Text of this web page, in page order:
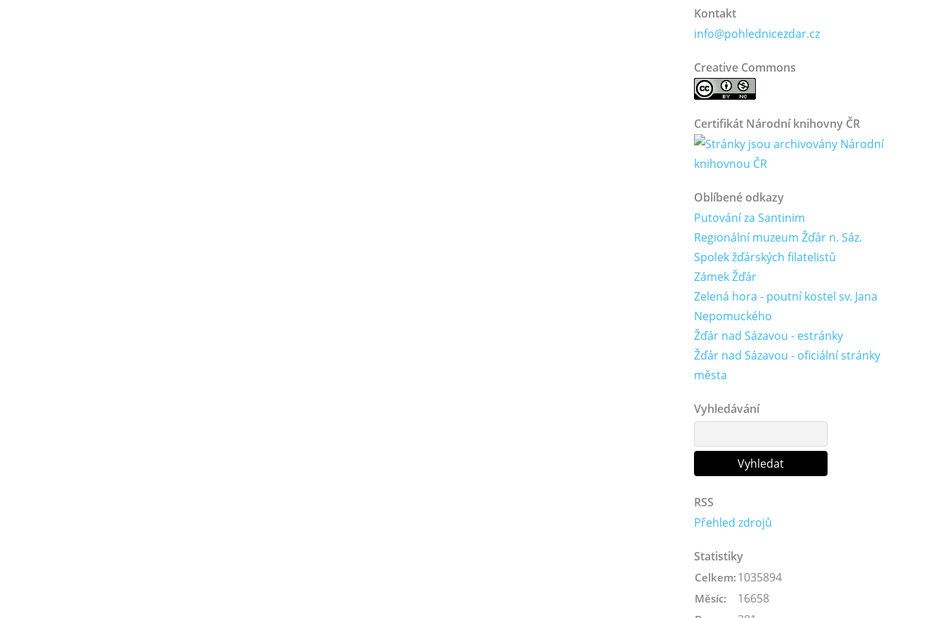
Kontakt
info@pohlednicezdar.cz
Creative Commons
Certifikát Národní knihovny ČR
Oblíbené odkazy
Putování za Santinim
Regionální muzeum Žďár n. Sáz.
Spolek žďárských filatelistů
Zámek Žďár
Zelená hora - poutní kostel sv. Jana
Nepomuckého
Žďár nad Sázavou - estránky
Žďár nad Sázavou - oficiální stránky
města
Vyhledávání
RSS
Přehled zdrojů
Statistiky
Celkem: 1035894
Měsíc: 16658